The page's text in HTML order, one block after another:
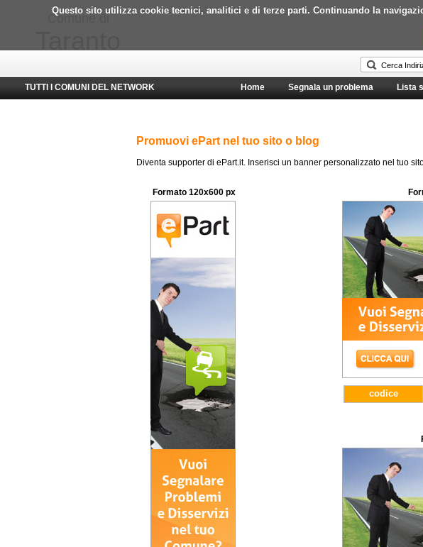
Questo sito utilizza cookie tecnici, analitici e di terze parti. Continuando la
Comune di
TUTTI I COMUNI DEL NETWORK Home Segnala un problema Lista
Promuovi ePart nel tuo sito o blog
Diventa supporter di ePart.it. Inserisci un banner personalizzato nel tuo
Formato 120x600 px
codice